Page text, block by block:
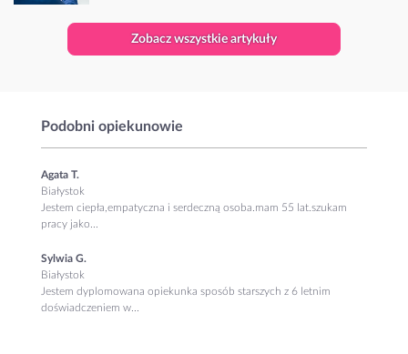
Zobacz wszystkie artykuły
Podobni opiekunowie
Agata T.
Białystok
Jestem ciepła,empatyczna i serdeczną osoba.mam 55 lat.szukam
pracy jako...
Sylwia G.
Białystok
Jestem dyplomowana opiekunka sposób starszych z 6 letnim
doświadczeniem w...